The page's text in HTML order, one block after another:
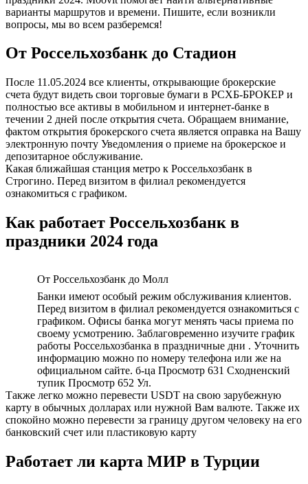
варианты маршрутов и времени. Пишите, если возникли
вопросы, мы во всем разберемся!
От Россельхозбанк до Стадион
После 11.05.2024 все клиенты, открывающие брокерские
счета будут видеть свои торговые бумаги в РСХБ-БРОКЕР и
полностью все активы в мобильном и интернет-банке в
течении 2 дней после открытия счета. Обращаем внимание,
фактом открытия брокерского счета является оправка на Вашу
электронную почту Уведомления о приеме на брокерское и
депозитарное обслуживание.
Какая ближайшая станция метро к Россельхозбанк в
Строгино. Перед визитом в филиал рекомендуется
ознакомиться с графиком.
Как работает Россельхозбанк в
праздники 2024 года
От Россельхозбанк до Молл
Банки имеют особый режим обслуживания клиентов.
Перед визитом в филиал рекомендуется ознакомиться с
графиком. Офисы банка могут менять часы приема по
своему усмотрению. Заблаговременно изучите график
работы Россельхозбанка в праздничные дни . Уточнить
информацию можно по номеру телефона или же на
официальном сайте. б-ца Просмотр 631 Сходненский
тупик Просмотр 652 Ул.
Также легко можно перевести USDT на свою зарубежную
карту в обычных долларах или нужной Вам валюте. Также их
спокойно можно перевести за границу другом человеку на его
банковский счет или пластиковую карту
Работает ли карта МИР в Турции